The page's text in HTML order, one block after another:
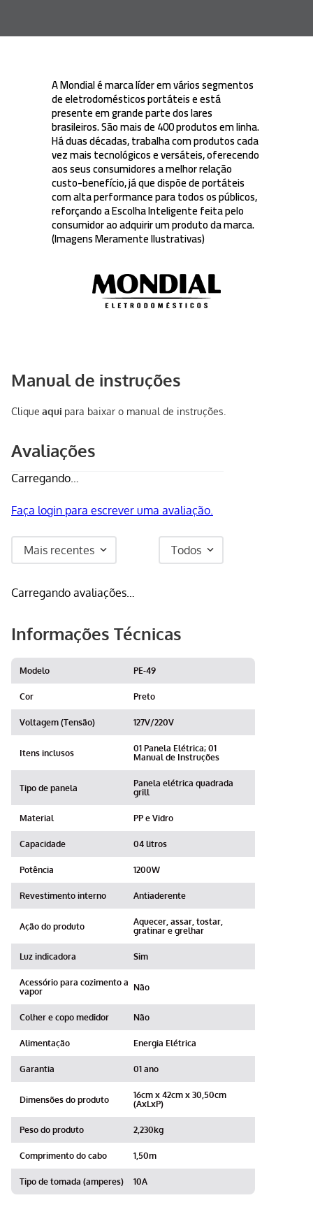
Manual de instruções
Clique aqui para baixar o manual de instruções.
Avaliações
Carregando…
Faça login para escrever uma avaliação.
Mais recentes Todos
Carregando avaliações…
Informações Técnicas
Modelo PE-49
Cor Preto
Voltagem (Tensão) 127V/220V
Itens inclusos
01 Panela Elétrica; 01
Manual de Instruções
Tipo de panela
Panela elétrica quadrada
grill
Material PP e Vidro
Capacidade 04 litros
Potência 1200W
Revestimento interno Antiaderente
Ação do produto
Aquecer, assar, tostar,
gratinar e grelhar
Luz indicadora Sim
Acessório para cozimento a
vapor
Não
Colher e copo medidor Não
Alimentação Energia Elétrica
Garantia 01 ano
Dimensões do produto
16cm x 42cm x 30,50cm
(AxLxP)
Peso do produto 2,230kg
Comprimento do cabo 1,50m
Tipo de tomada (amperes) 10A